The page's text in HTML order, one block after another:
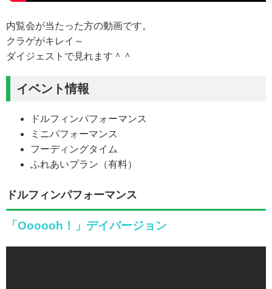
内覧会が当たった方の動画です。
クラゲがキレイ～
ダイジェストで見れます＾＾
イベント情報
ドルフィンパフォーマンス
ミニパフォーマンス
フーディングタイム
ふれあいプラン（有料）
ドルフィンパフォーマンス
「Oooooh！」デイバージョン